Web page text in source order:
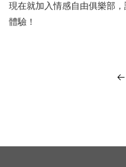
現在就加入情感自由俱樂部
體驗！